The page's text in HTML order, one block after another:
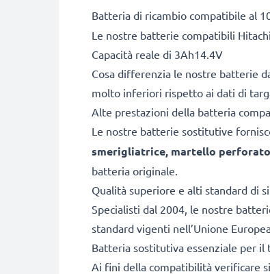
Batteria di ricambio compatibile al
Le nostre batterie compatibili
Capacità reale di 3Ah14.4V
Cosa differenzia le nostre batterie
molto inferiori rispetto ai dati di
Alte prestazioni della batteria
Le nostre batterie sostitutive
smerigliatrice, martello
batteria originale.
Qualità superiore e alti standard di
Specialisti dal 2004, le nostre
standard vigenti nell’Unione
Batteria sostitutiva essenziale per
Ai fini della compatibilità verificare